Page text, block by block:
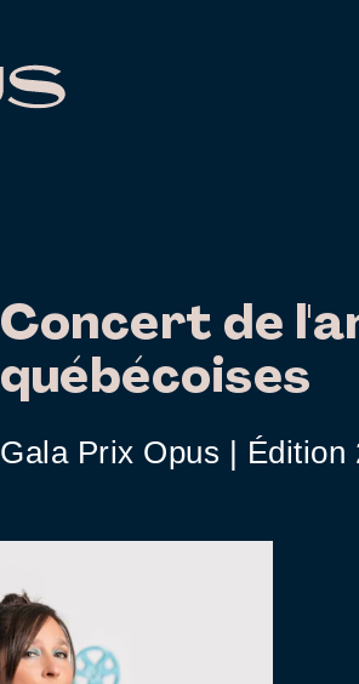
Concert de
québécoises
Gala Prix Opus | Édition